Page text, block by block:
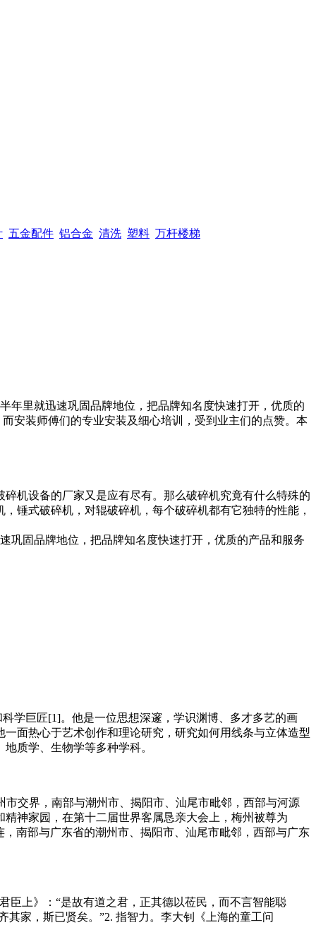
五金配件 铝合金 清洗 塑料 万杆楼梯
年里就迅速巩固品牌地位，把品牌知名度快速打开，优质的
安装师傅们的专业安装及细心培训，受到业主们的点赞。本
机设备的厂家又是应有尽有。那么破碎机究竟有什么特殊的
锤式破碎机，对辊破碎机，每个破碎机都有它独特的性能，
巩固品牌地位，把品牌知名度快速打开，优质的产品和服务
学巨匠[1]。他是一位思想深邃，学识渊博、多才多艺的画
面热心于艺术创作和理论研究，研究如何用线条与立体造型
质学、生物学等多种学科。
市交界，南部与潮州市、揭阳市、汕尾市毗邻，西部与河源
神家园，在第十二届世界客属恳亲大会上，梅州被尊为
南部与广东省的潮州市、揭阳市、汕尾市毗邻，西部与广东
臣上》：“是故有道之君，正其德以莅民，而不言智能聪
其家，斯已贤矣。”2. 指智力。李大钊《上海的童工问